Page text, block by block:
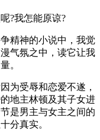
?我怎能原谅?
精神的小说中，我觉
气氛之中，读它让我
。
为受辱和恋爱不遂，
地主林顿及其子女进
是男主与女主之间的
分真实。